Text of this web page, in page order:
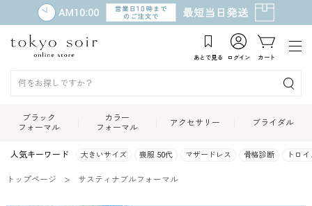
あとで見る ログイン カート
ブラック
フォーマル
カラー
フォーマル
アクセサリー ブライダル
人気キーワード 大きいサイズ 喪服 50代 マザードレス 骨格診断 トロ
トップページ サスティナブルフォーマル